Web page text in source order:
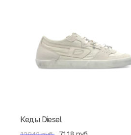
Кеды Diesel